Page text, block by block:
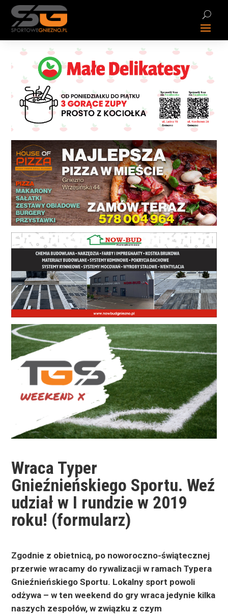
Wraca Typer
Gnieźnieńskiego Sportu. Weź
udział w I rundzie w 2019
roku! (formularz)
Zgodnie z obietnicą, po noworoczno-świątecznej
przerwie wracamy do rywalizacji w ramach Typera
Gnieźnieńskiego Sportu. Lokalny sport powoli
odżywa – w ten weekend do gry wraca jedynie kilka
naszych zespołów, w związku z czym